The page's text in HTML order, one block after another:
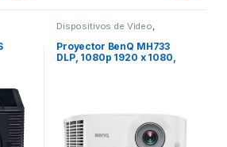
Dispositivos de Video,
Proyector BenQ MH733
DLP, 1080p 1920 x 1080,